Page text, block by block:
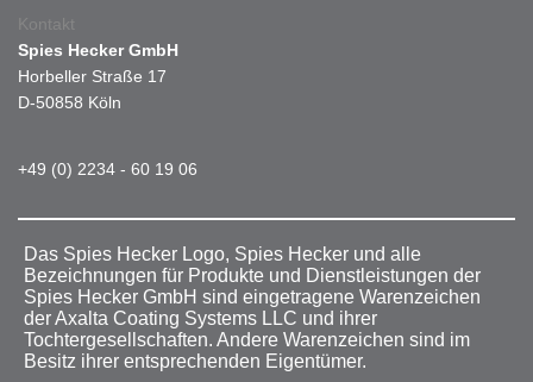
Kontakt
Spies Hecker GmbH
Horbeller Straße 17
D-50858 Köln
+49 (0) 2234 - 60 19 06
Das Spies Hecker Logo, Spies Hecker und alle
Bezeichnungen für Produkte und Dienstleistungen der
Spies Hecker GmbH sind eingetragene Warenzeichen
der Axalta Coating Systems LLC und ihrer
Tochtergesellschaften. Andere Warenzeichen sind im
Besitz ihrer entsprechenden Eigentümer.